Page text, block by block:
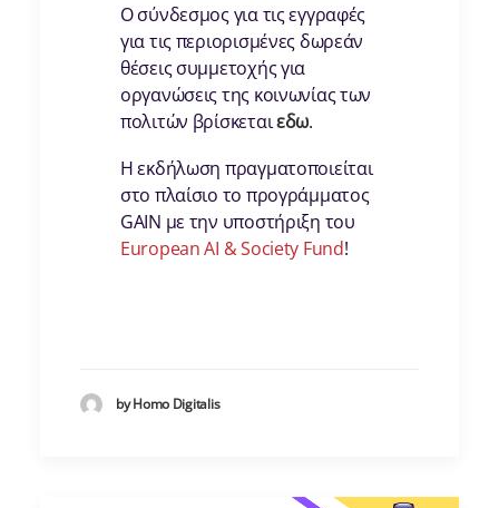
Ο σύνδεσμος για τις εγγραφές
για τις περιορισμένες δωρεάν
θέσεις συμμετοχής για
οργανώσεις της κοινωνίας των
πολιτών βρίσκεταιεδω.
Η εκδήλωση πραγματοποιείται
στο πλαίσιο το προγράμματος
GAIN με την υποστήριξη του
European AI & Society Fund!
by Homo Digitalis